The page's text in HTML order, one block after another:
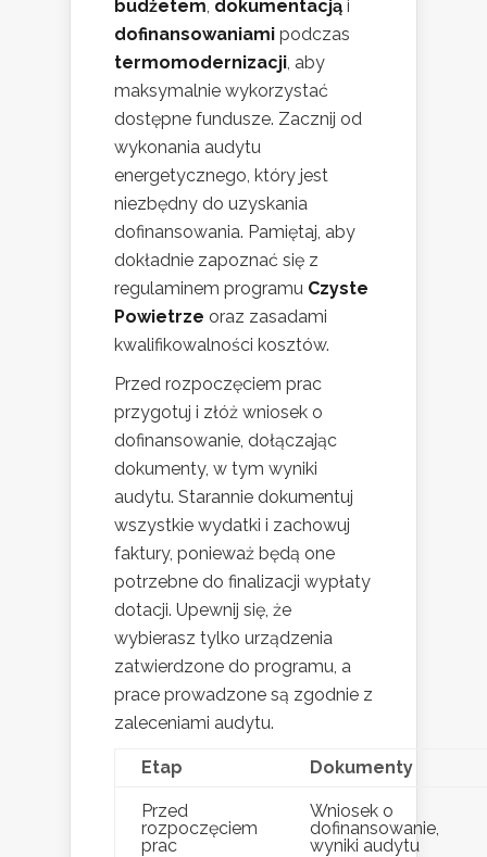
budżetem, dokumentacją i
dofinansowaniami podczas
termomodernizacji, aby
maksymalnie wykorzystać
dostępne fundusze. Zacznij od
wykonania audytu
energetycznego, który jest
niezbędny do uzyskania
dofinansowania. Pamiętaj, aby
dokładnie zapoznać się z
regulaminem programu Czyste
Powietrze oraz zasadami
kwalifikowalności kosztów.
Przed rozpoczęciem prac
przygotuj i złóż wniosek o
dofinansowanie, dołączając
dokumenty, w tym wyniki
audytu. Starannie dokumentuj
wszystkie wydatki i zachowuj
faktury, ponieważ będą one
potrzebne do finalizacji wypłaty
dotacji. Upewnij się, że
wybierasz tylko urządzenia
zatwierdzone do programu, a
prace prowadzone są zgodnie z
zaleceniami audytu.
Etap Dokumenty
Przed
rozpoczęciem
prac
Wniosek o
dofinansowanie,
wyniki audytu